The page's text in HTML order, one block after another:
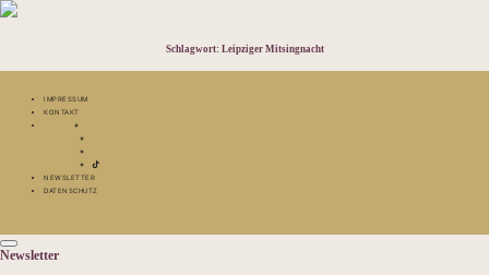
Schlagwort: Leipziger Mitsingnacht
IMPRESSUM
KONTAKT
NEWSLETTER
DATENSCHUTZ
Newsletter